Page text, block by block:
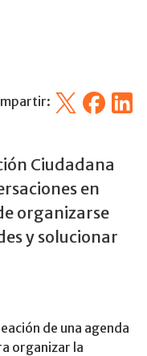
X Facebook
Ciudadana
en
organizarse
y solucionar
de una agenda
organizar la